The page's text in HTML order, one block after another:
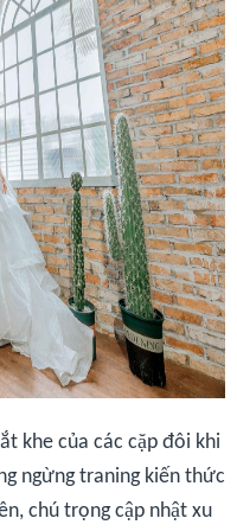
khe của các cặp đôi khi
ngừng traning kiến thức
chú trọng cập nhật xu